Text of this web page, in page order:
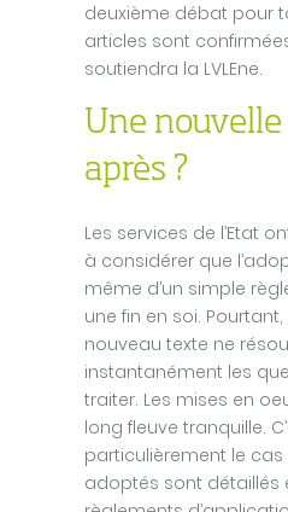
deuxième débat pour
articles sont
soutiendra la LVLEne.
Une
après ?
Les services de l’Etat
à considérer que
même d’un simple
une fin en soi. Pourtant,
nouveau texte ne
instantanément les
traiter. Les mises en
long fleuve tranquille.
particulièrement le cas
adoptés sont détaillés